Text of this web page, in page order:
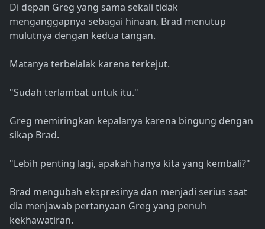
Di depan Greg yang sama sekali tidak
menganggapnya sebagai hinaan, Brad menutup
mulutnya dengan kedua tangan.
Matanya terbelalak karena terkejut.
"Sudah terlambat untuk itu."
Greg memiringkan kepalanya karena bingung dengan
sikap Brad.
"Lebih penting lagi, apakah hanya kita yang kembali?"
Brad mengubah ekspresinya dan menjadi serius saat
dia menjawab pertanyaan Greg yang penuh
kekhawatiran.